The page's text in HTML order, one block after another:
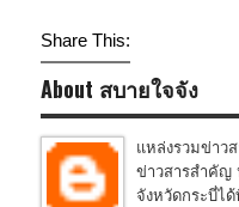
Share This:
About สบายใจจัง
แหล่งรวมข่าว
ข่าวสารสำคัญ
จังหวัดกระบี่ไ